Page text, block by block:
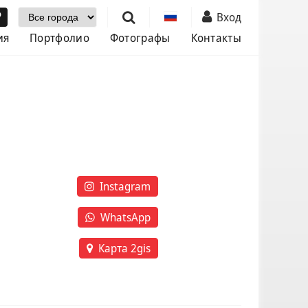
Выбор города
Вход
Портфолио Фотографы Контакты
Instagram
WhatsApp
Карта 2gis